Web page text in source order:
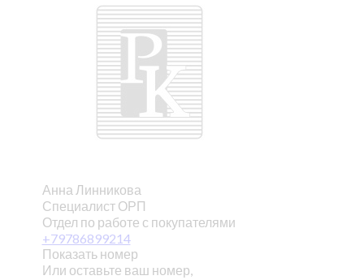
Анна Линникова
Специалист ОРП
Отдел по работе с покупателями
+79786899214
Показать номер
Или оставьте ваш номер,